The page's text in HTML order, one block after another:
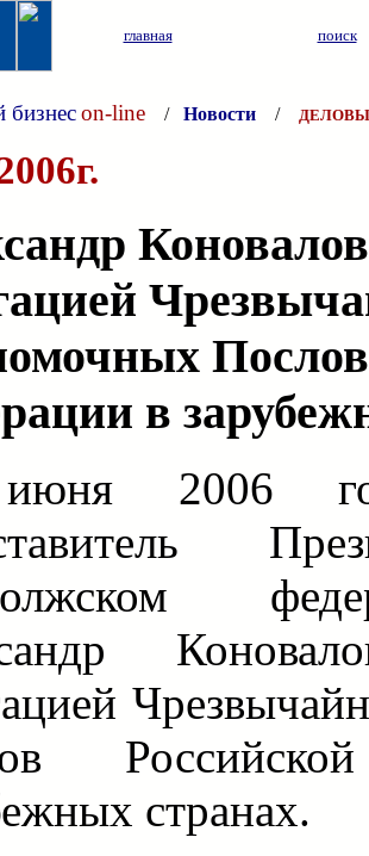
главная поиск
бизнесon-line / Новости /
в
2006
странах.